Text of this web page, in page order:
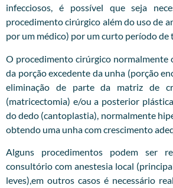
infecciosos, é possível que seja
procedimento cirúrgico além do uso de
por um médico) por um curto período de
O procedimento cirúrgico normalmente
da porção excedente da unha (porção
eliminação de parte da matriz de
(matricectomia) e/ou a posterior
do dedo (cantoplastia), normalmente
obtendo uma unha com crescimento
Alguns procedimentos podem ser
consultório com anestesia local
leves),em outros casos é necessário